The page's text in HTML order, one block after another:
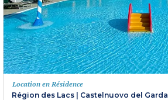
Location en Résidence
Région des Lacs | Castelnuovo del Garda